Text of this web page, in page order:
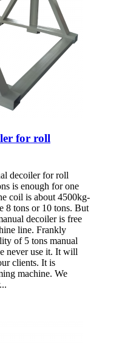
for roll
decoiler for roll
is enough for one
coil is about 4500kg-
8 tons or 10 tons. But
decoiler is free
line. Frankly
of 5 tons manual
never use it. It will
clients. It is
machine. We